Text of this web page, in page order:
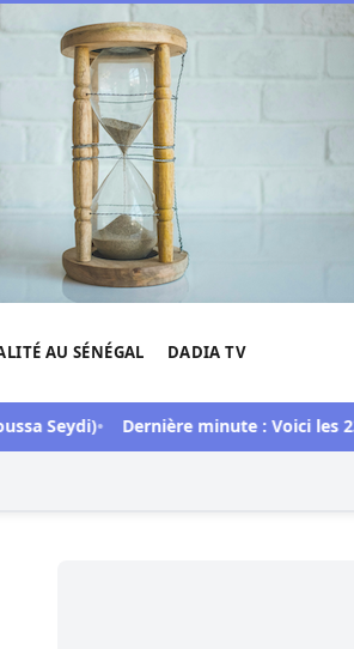
AU SÉNÉGAL DADIA TV
Dernière minute : Voici les 23